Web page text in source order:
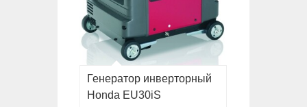
Генератор инверторный
Honda EU30iS